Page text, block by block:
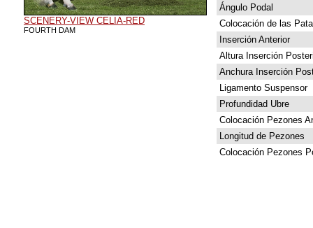
SCENERY-VIEW CELIA-RED
FOURTH DAM
Ángulo Podal
Colocación de las
Inserción Anterior
Altura Inserción
Anchura Inserción
Ligamento Suspensor
Profundidad Ubre
Colocación Pezones
Longitud de Pezones
Colocación Pezones